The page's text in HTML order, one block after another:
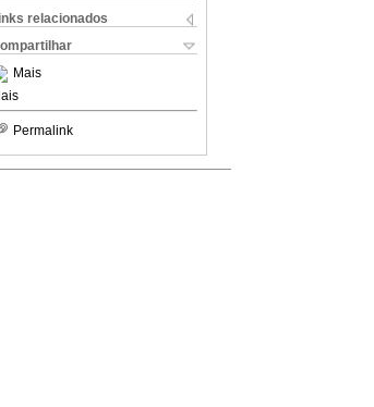
relacionados
Mais
Permalink